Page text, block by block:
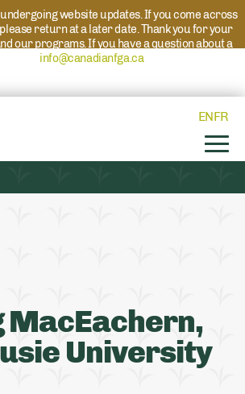
website updates. If you come across
return at a later date. Thank you for your
our programs. If you have a question about a
info@canadianfga.caand we will direct
ENFR
MacEachern,
University